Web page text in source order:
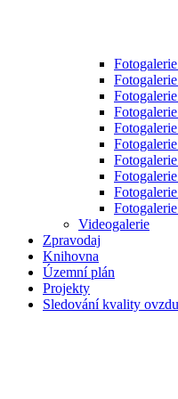
Fotogalerie
Videogalerie
Zpravodaj
Knihovna
Územní plán
Projekty
Sledování kvality